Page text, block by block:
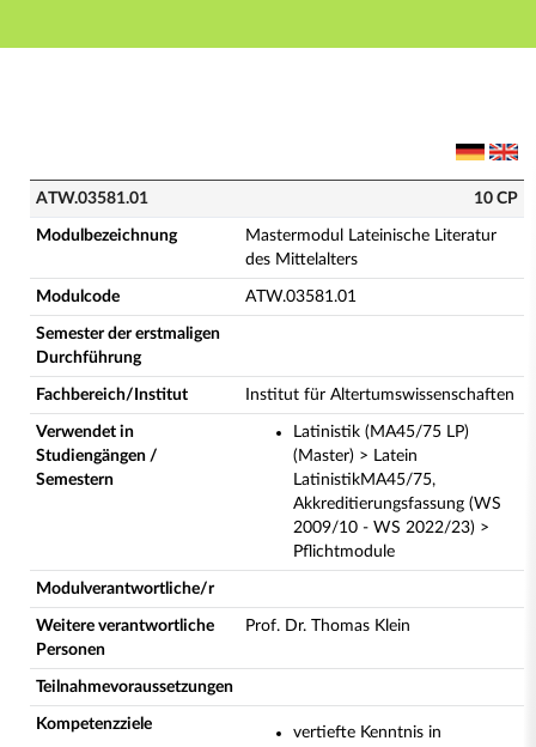
Hauptnavigation
ATW.03581.01 - Mastermodul Lateinische Literatur
ATW.03581.01 10 CP
Modulbezeichnung
Mastermodul Lateinische Literatur
des Mittelalters
Modulcode ATW.03581.01
Semester der erstmaligen
Durchführung
Fachbereich/Institut Institut für Altertumswissenschaften
Verwendet in
Studiengängen /
Semestern
Latinistik (MA45/75 LP)
(Master) > Latein
LatinistikMA45/75,
Akkreditierungsfassung (WS
2009/10 - WS 2022/23) >
Pflichtmodule
Modulverantwortliche/r
Weitere verantwortliche
Personen
Prof. Dr. Thomas Klein
Teilnahmevoraussetzungen
Kompetenzziele
vertiefte Kenntnis in